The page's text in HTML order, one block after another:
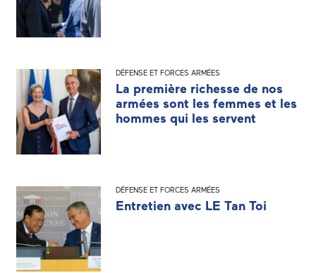
DÉFENSE ET FORCES ARMÉES
La première richesse de nos
armées sont les femmes et les
hommes qui les servent
DÉFENSE ET FORCES ARMÉES
Entretien avec LE Tan Toi